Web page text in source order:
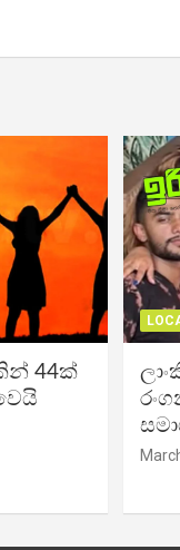
44ක්